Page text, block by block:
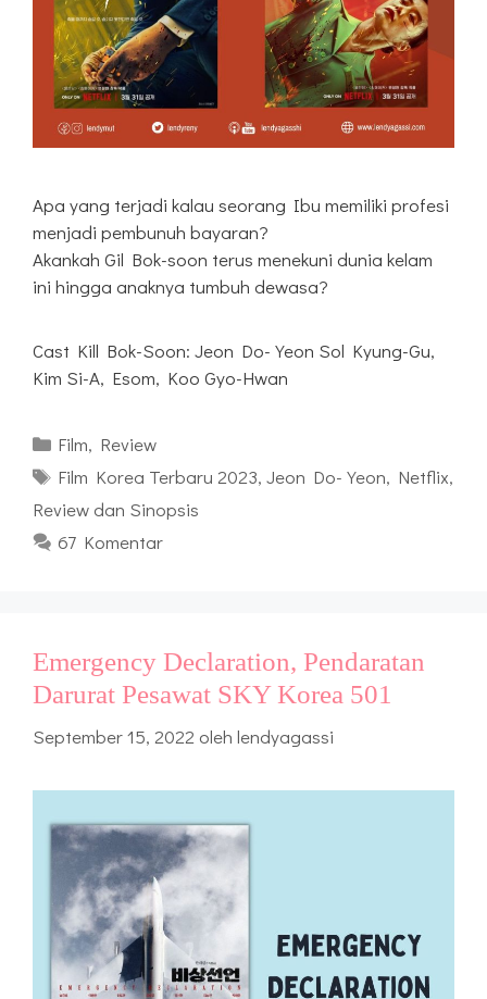
Apa yang terjadi kalau seorang Ibu memiliki profesi
menjadi pembunuh bayaran?
Akankah Gil Bok-soon terus menekuni dunia kelam
ini hingga anaknya tumbuh dewasa?
Cast Kill Bok-Soon: Jeon Do-Yeon Sol Kyung-Gu,
Kim Si-A, Esom, Koo Gyo-Hwan
Kategori
Film, Review
Tag
Film Korea Terbaru 2023,Jeon Do-Yeon, Netflix,
Review dan Sinopsis
67 Komentar
Emergency Declaration, Pendaratan
Darurat Pesawat SKY Korea 501
September 15, 2022 oleh lendyagassi